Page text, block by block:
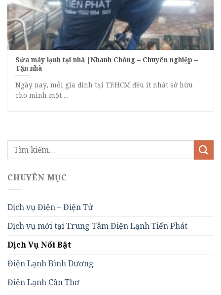
Sửa máy lạnh tại nhà |Nhanh Chóng – Chuyên nghiệp –
Tận nhà
Ngày nay, mỗi gia đình tại TP.HCM đều ít nhất sở hữu
cho mình một ...
CHUYÊN MỤC
Dịch vụ Điện – Điện Tử
Dịch vụ mới tại Trung Tâm Điện Lạnh Tiến Phát
Dịch Vụ Nổi Bật
Điện Lạnh Bình Dương
Điện Lạnh Cần Thơ